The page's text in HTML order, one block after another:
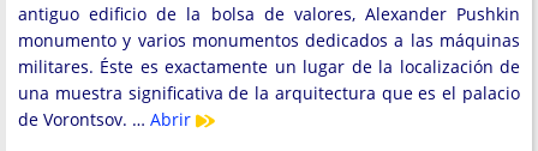
antiguo edificio de la bolsa de valores, Alexander Pushkin
monumento y varios monumentos dedicados a las máquinas
militares. Éste es exactamente un lugar de la localización de
una muestra significativa de la arquitectura que es el palacio
de Vorontsov. … Abrir